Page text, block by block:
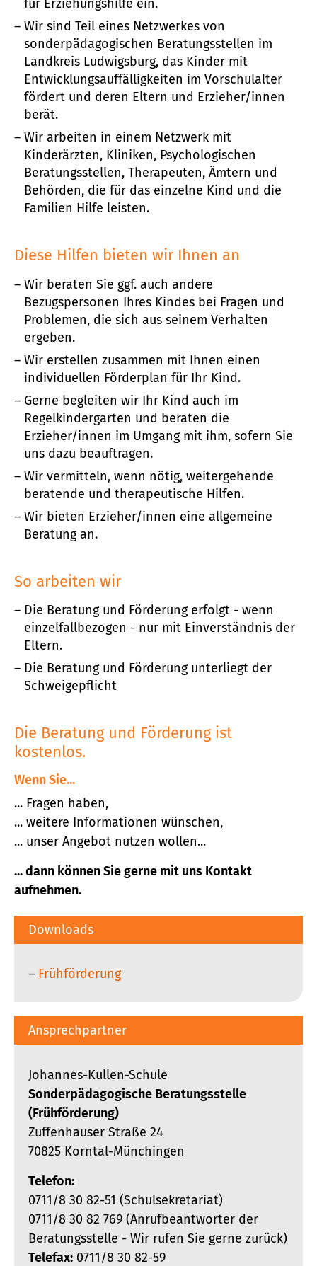
für Erziehungshilfe ein.
Wir sind Teil eines Netzwerkes von
sonderpädagogischen Beratungsstellen im
Landkreis Ludwigsburg, das Kinder mit
Entwicklungsauffälligkeiten im Vorschulalter
fördert und deren Eltern und Erzieher/innen
berät.
Wir arbeiten in einem Netzwerk mit
Kinderärzten, Kliniken, Psychologischen
Beratungsstellen, Therapeuten, Ämtern und
Behörden, die für das einzelne Kind und die
Familien Hilfe leisten.
Diese Hilfen bieten wir Ihnen an
Wir beraten Sie ggf. auch andere
Bezugspersonen Ihres Kindes bei Fragen und
Problemen, die sich aus seinem Verhalten
ergeben.
Wir erstellen zusammen mit Ihnen einen
individuellen Förderplan für Ihr Kind.
Gerne begleiten wir Ihr Kind auch im
Regelkindergarten und beraten die
Erzieher/innen im Umgang mit ihm, sofern Sie
uns dazu beauftragen.
Wir vermitteln, wenn nötig, weitergehende
beratende und therapeutische Hilfen.
Wir bieten Erzieher/innen eine allgemeine
Beratung an.
So arbeiten wir
Die Beratung und Förderung erfolgt - wenn
einzelfallbezogen - nur mit Einverständnis der
Eltern.
Die Beratung und Förderung unterliegt der
Schweigepflicht
Die Beratung und Förderung ist
kostenlos.
Wenn Sie...
... Fragen haben,
... weitere Informationen wünschen,
... unser Angebot nutzen wollen...
... dann können Sie gerne mit uns Kontakt
aufnehmen.
Downloads
Frühförderung
Ansprechpartner
Johannes-Kullen-Schule
Sonderpädagogische Beratungsstelle
(Frühförderung)
Zuffenhauser Straße 24
70825 Korntal-Münchingen
Telefon:
0711/8 30 82-51 (Schulsekretariat)
0711/8 30 82 769 (Anrufbeantworter der
Beratungsstelle - Wir rufen Sie gerne zurück)
Telefax: 0711/8 30 82-59